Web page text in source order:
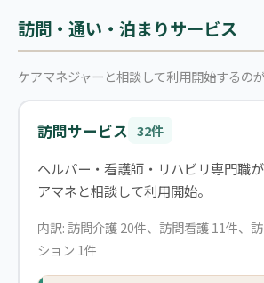
訪問・通い・泊まりサービス
ケアマネジャーと相談して利用開始するのが
訪問サービス 32件
ヘルパー・看護師・リハビリ専門職
アマネと相談して利用開始。
内訳: 訪問介護 20件、訪問看護 11件、
ション 1件